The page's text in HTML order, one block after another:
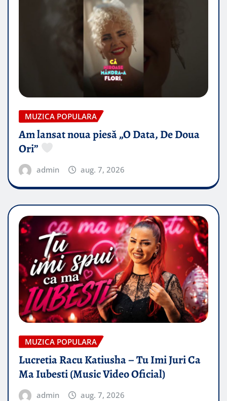
MUZICA POPULARA
Am lansat noua piesă „O Data, De Doua
Ori”
admin aug. 7, 2026
MUZICA POPULARA
Lucretia Racu Katiusha – Tu Imi Juri Ca
Ma Iubesti (Music Video Oficial)
admin aug. 7, 2026